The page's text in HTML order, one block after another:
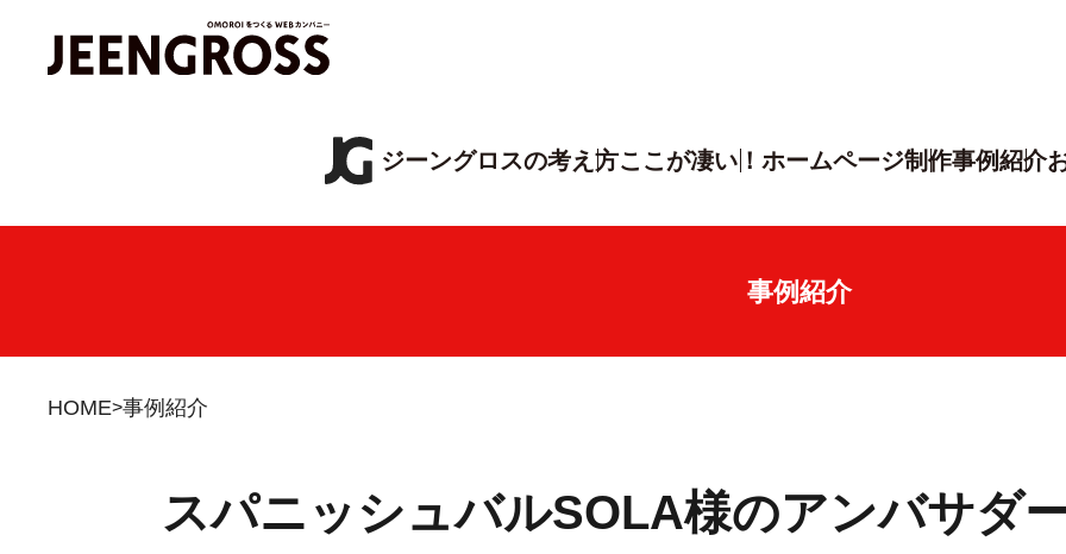
ジーングロスの考え方ここが凄い！ ホームページ制作事例紹介
事例紹介
HOME 事例紹介
スパニッシュバルSOLA様のアンバサダ